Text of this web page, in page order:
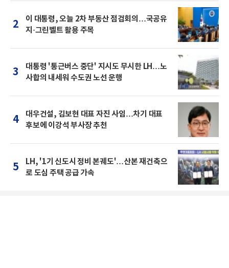
2
이 대통령, 오늘 2차 부동산 점검회의…국공유
지·그린벨트 활용 주목
3
대통령 '통근버스 중단' 지시도 무시한 LH…노
사합의 내세워 수도권 노선 운행
4
대우건설, 김보현 대표 자진 사임…차기 대표
후보에 이강석 부사장 추천
5
LH, '1기 신도시 정비 본궤도'…산본 재건축으
로 도심 주택 공급 가속